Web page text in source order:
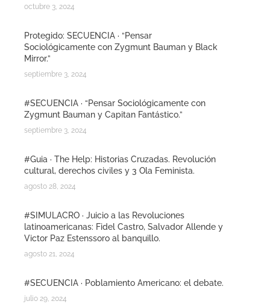
octubre 3, 2024
Protegido: SECUENCIA · “Pensar
Sociológicamente con Zygmunt Bauman y Black
Mirror.”
septiembre 3, 2024
#SECUENCIA · “Pensar Sociológicamente con
Zygmunt Bauman y Capitan Fantástico.”
septiembre 3, 2024
#Guia · The Help: Historias Cruzadas. Revolución
cultural, derechos civiles y 3 Ola Feminista.
agosto 28, 2024
#SIMULACRO · Juicio a las Revoluciones
latinoamericanas: Fidel Castro, Salvador Allende y
Victor Paz Estenssoro al banquillo.
agosto 21, 2024
#SECUENCIA · Poblamiento Americano: el debate.
julio 29, 2024